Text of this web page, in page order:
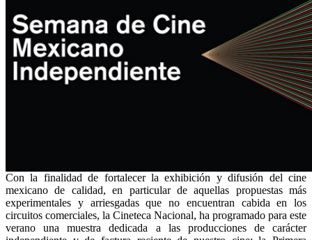
Con la finalidad de fortalecer la exhibición y difusión del cine
mexicano de calidad, en particular de aquellas propuestas más
experimentales y arriesgadas que no encuentran cabida en los
circuitos comerciales, la Cineteca Nacional, ha programado para este
verano una muestra dedicada a las producciones de carácter